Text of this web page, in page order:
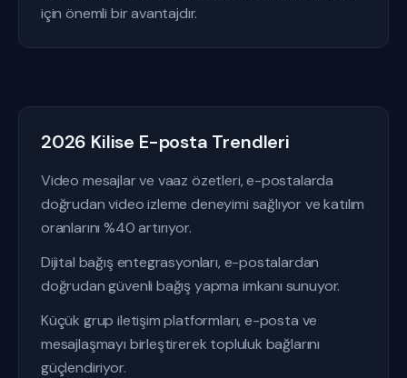
için önemli bir avantajdır.
2026 Kilise E-posta Trendleri
Video mesajlar ve vaaz özetleri, e-postalarda
doğrudan video izleme deneyimi sağlıyor ve katılım
oranlarını %40 artırıyor.
Dijital bağış entegrasyonları, e-postalardan
doğrudan güvenli bağış yapma imkanı sunuyor.
Küçük grup iletişim platformları, e-posta ve
mesajlaşmayı birleştirerek topluluk bağlarını
güçlendiriyor.